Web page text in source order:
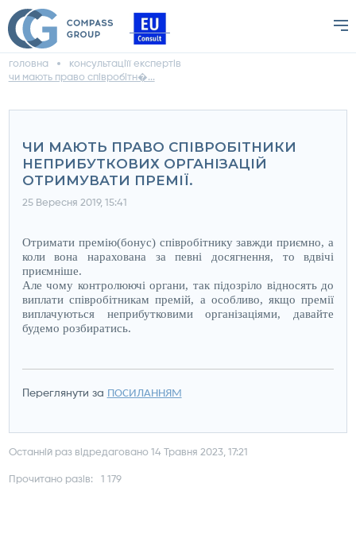
головна
консультаціїї експертів
чи мають право співробітн�...
ЧИ МАЮТЬ ПРАВО СПІВРОБІТНИКИ
НЕПРИБУТКОВИХ ОРГАНІЗАЦІЙ
ОТРИМУВАТИ ПРЕМІЇ.
25 Вересня 2019, 15:41
Отримати премію(бонус) співробітнику завжди приємно, а
коли вона нарахована за певні досягнення, то вдвічі
приємніше.
Але чому контролюючі органи, так підозріло відносять до
виплати співробітникам премій, а особливо, якщо премії
виплачуються неприбутковими організаціями, давайте
будемо розбиратись.
Переглянути за ПОСИЛАННЯМ
Прочитано разів: 1 179
Останній раз відредаговано 14 Травня 2023, 17:21